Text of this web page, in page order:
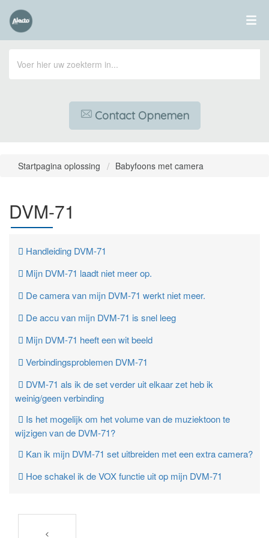
Contact Opnemen
Startpagina oplossing Babyfoons met camera
DVM-71
Handleiding DVM-71
Mijn DVM-71 laadt niet meer op.
De camera van mijn DVM-71 werkt niet meer.
De accu van mijn DVM-71 is snel leeg
Mijn DVM-71 heeft een wit beeld
Verbindingsproblemen DVM-71
DVM-71 als ik de set verder uit elkaar zet heb ik
weinig/geen verbinding
Is het mogelijk om het volume van de muziektoon te
wijzigen van de DVM-71?
Kan ik mijn DVM-71 set uitbreiden met een extra camera?
Hoe schakel ik de VOX functie uit op mijn DVM-71